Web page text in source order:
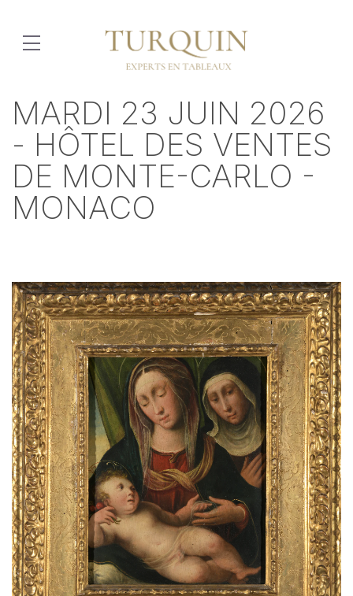
MARDI 23 JUIN 2026
- HÔTEL DES VENTES
DE MONTE-CARLO -
MONACO